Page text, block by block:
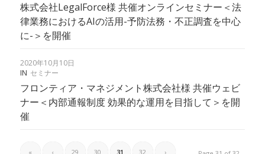
株式会社LegalForce様 共催オンラインセミナー＜法
律業務におけるAIの活用-予防法務・不正調査を中心
に-＞を開催
2020年10月10日
IN セミナー
フロンティア・マネジメント株式会社様 共催ウェビ
ナー＜内部通報制度 効果的な運用を目指して＞を開
催
« ‹ 29 30 31 32 ›